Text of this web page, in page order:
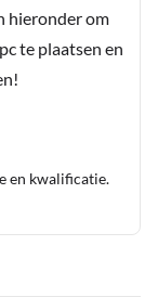
hieronder om
te plaatsen en
en kwalificatie.